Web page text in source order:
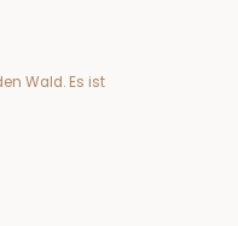
Wald. Es ist